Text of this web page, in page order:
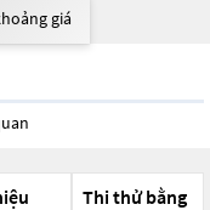
giá
Thi thử bằng